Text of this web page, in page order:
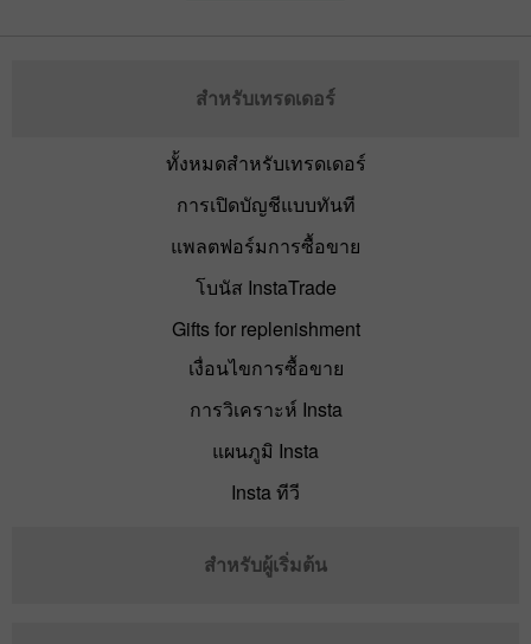
สำหรับเทรดเดอร์
ทั้งหมดสำหรับเทรดเดอร์
การเปิดบัญชีแบบทันที
แพลตฟอร์มการซื้อขาย
โบนัส InstaTrade
Gifts for replenishment
เงื่อนไขการซื้อขาย
การวิเคราะห์ Insta
แผนภูมิ Insta
Insta ทีวี
สำหรับผู้เริ่มต้น